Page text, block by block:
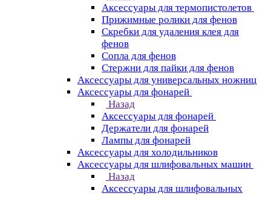
Аксессуары для термопистолетов
Прижимные ролики для фенов
Скребки для удаления клея для
фенов
Сопла для фенов
Стержни для пайки для фенов
Аксессуары для универсальных ножниц
Аксессуары для фонарей
Назад
Аксессуары для фонарей
Держатели для фонарей
Лампы для фонарей
Аксессуары для холодильников
Аксессуары для шлифовальных машин
Назад
Аксессуары для шлифовальных